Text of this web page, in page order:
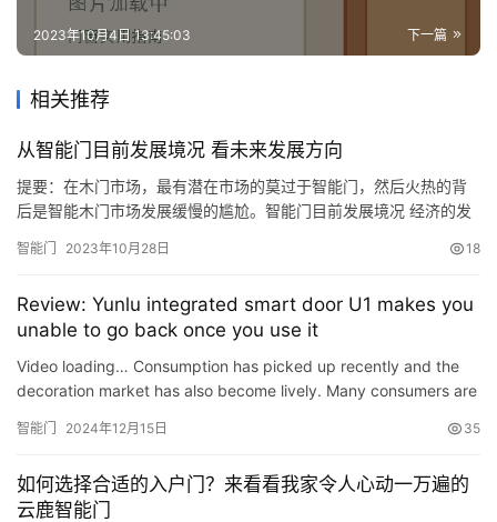
们
下一篇
2023年10月4日 13:45:03
相关推荐
从智能门目前发展境况 看未来发展方向
提要：在木门市场，最有潜在市场的莫过于智能门，然后火热的背
后是智能木门市场发展缓慢的尴尬。智能门目前发展境况 经济的发
与智能化，在此前提下智能门窗概念顺势而生。 在木门市场，最有
慢的尴尬。那么智能木门设计该怎样呢? 一、智能门目前发展境况
经济…
智能门 2023年10月28日 18
Review: Yunlu integrated smart door U1 makes you
unable to go back once you use it
Video loading… Consumption has picked up recently and the
decoration market has also become lively. Many consumers are
智能门 2024年12月15日 35
如何选择合适的入户门？来看看我家令人心动一万遍的
云鹿智能门